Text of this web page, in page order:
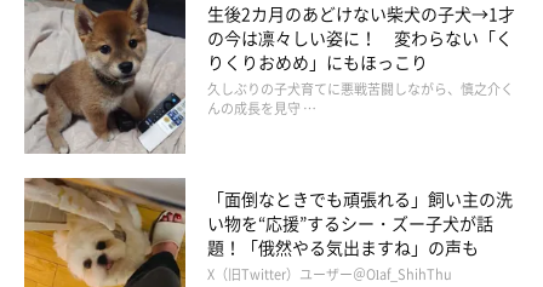
生後2カ月のあどけない柴犬の子犬→1才
の今は凛々しい姿に！ 変わらない「く
りくりおめめ」にもほっこり
久しぶりの子犬育てに悪戦苦闘しながら、慎之介く
んの成長を見守 …
「面倒なときでも頑張れる」飼い主の洗
い物を“応援”するシー・ズー子犬が話
題！「俄然やる気出ますね」の声も
X（旧Twitter）ユーザー＠Olaf_ShihThu